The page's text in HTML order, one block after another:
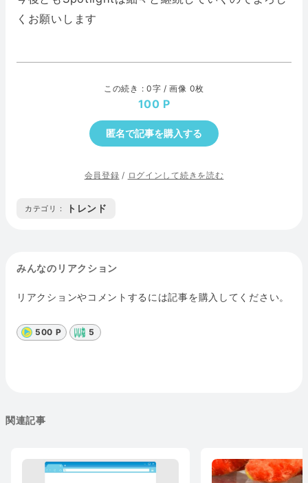
くお願いします
この続き : 0字 / 画像 0枚
100
匿名で記事を購入する
会員登録 / ログインして続きを読む
カテゴリ : トレンド
みんなのリアクション
リアクションやコメントするには記事を購入してください。
500 P 5
関連記事